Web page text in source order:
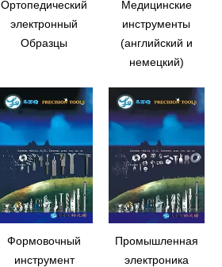
Ортопедический
электронный
Образцы
Медицинские
инструменты
(английский и
немецкий)
Формовочный
инструмент
Промышленная
электроника